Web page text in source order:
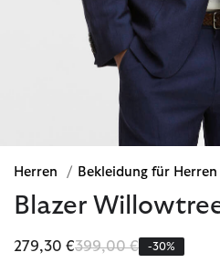
Herren / Bekleidung für Herren
Blazer
279,30 €Reduziert von
399,00 €bis-30%